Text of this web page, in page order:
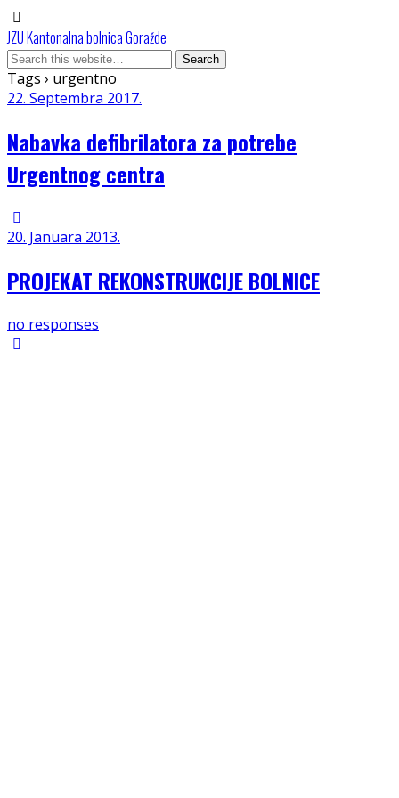
JZU Kantonalna bolnica Goražde
Tags › urgentno
22. Septembra 2017.
Nabavka defibrilatora za potrebe
Urgentnog centra
20. Januara 2013.
PROJEKAT REKONSTRUKCIJE BOLNICE
no responses